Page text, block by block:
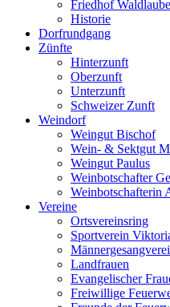
Friedhof
Historie
Dorfrundgang
Zünfte
Hinterzunft
Oberzunft
Unterzunft
Schweizer Zunft
Weindorf
Weingut Bischof
Wein- & Sektgut
Weingut Paulus
Weinbotschafter
Weinbotschafterin
Vereine
Ortsvereinsring
Sportverein
Landfrauen
Evangelischer
Freiwillige